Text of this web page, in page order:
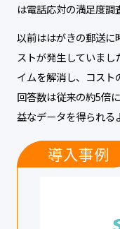
は電話応対の満足度調
以前ははがきの郵送に
ストが発生していまし
イムを解消し、コスト
回答数は従来の約5倍
益なデータを得られる
導入事例